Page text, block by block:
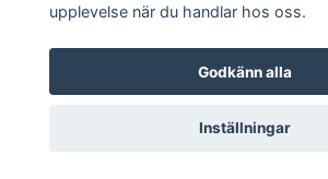
upplevelse när du handlar hos oss.
Godkänn alla
Inställningar